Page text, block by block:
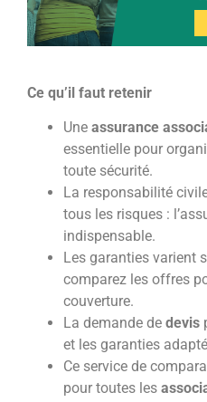
Ce qu’il faut retenir
Une assurance
essentielle pour
toute sécurité.
La responsabilité
tous les risques :
indispensable.
Les garanties varient
comparez les offres
couverture.
La demande de devis
et les garanties
Ce service de
pour toutes les